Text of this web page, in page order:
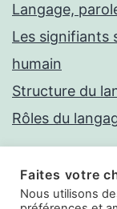
Langage,
Les signifiants
humain
Structure du
Rôles du
Faites votre
Nous utilisons